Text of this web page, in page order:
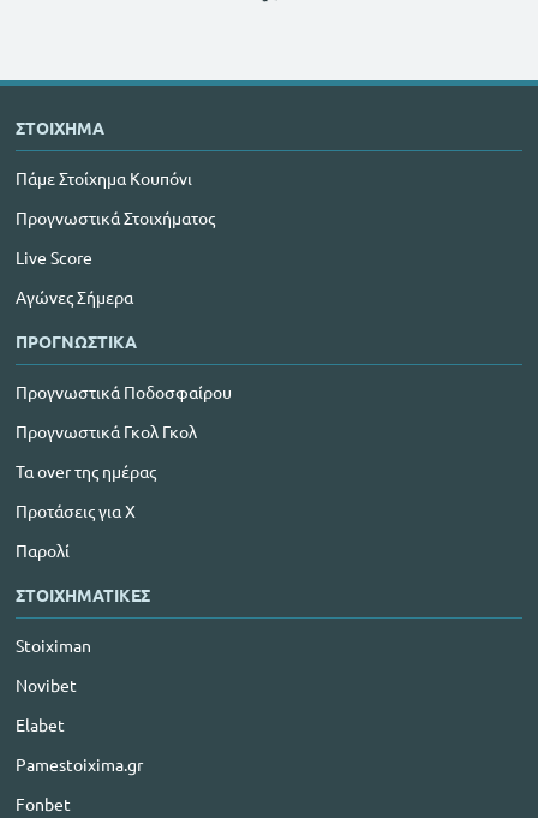
ΣΤΟΙΧΗΜΑ
Πάμε Στοίχημα Κουπόνι
Προγνωστικά Στοιχήματος
Live Score
Αγώνες Σήμερα
ΠΡΟΓΝΩΣΤΙΚΑ
Προγνωστικά Ποδοσφαίρου
Προγνωστικά Γκολ Γκολ
Τα over της ημέρας
Προτάσεις για Χ
Παρολί
ΣΤΟΙΧΗΜΑΤΙΚΕΣ
Stoiximan
Novibet
Elabet
Pamestoixima.gr
Fonbet